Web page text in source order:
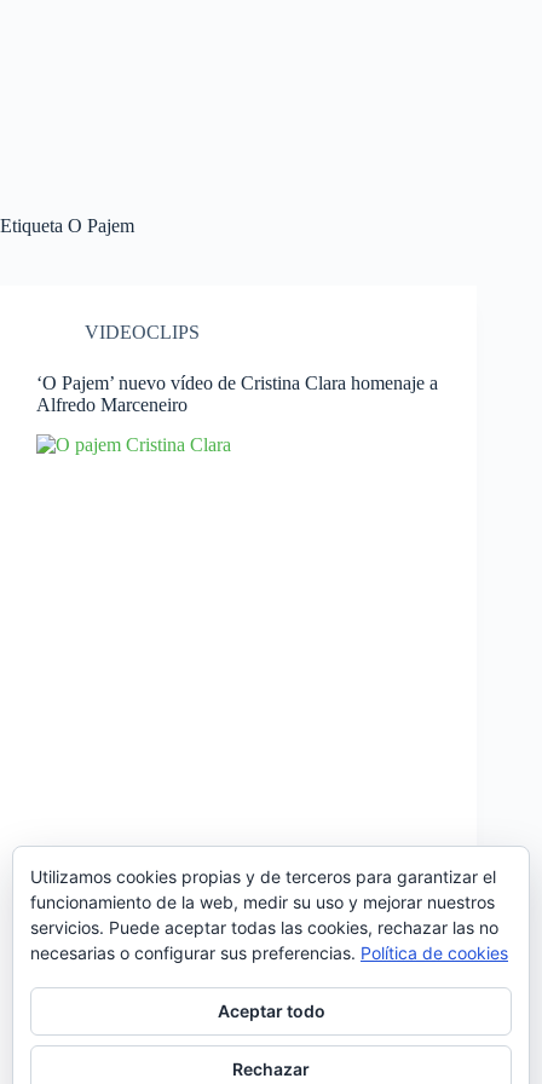
Etiqueta O Pajem
VIDEOCLIPS
‘O Pajem’ nuevo vídeo de Cristina Clara homenaje a
Alfredo Marceneiro
Cristina Clara, que lanzó el año pasado su primer
álbum «Lua Adversa» distribuido digitalmente por
Sony Portugal, ha publicado hoy, 25 de febrero, ‘O
Pajem’, el cuarto vídeo del disco. El tema fue
inmortalizado por Alfredo Marceneiro, y el
lanzamiento…
Noemí Sánchez
25/02/2022
Utilizamos cookies propias y de terceros para garantizar el
funcionamiento de la web, medir su uso y mejorar nuestros
servicios. Puede aceptar todas las cookies, rechazar las no
necesarias o configurar sus preferencias. Política de cookies
Aceptar todo
Rechazar